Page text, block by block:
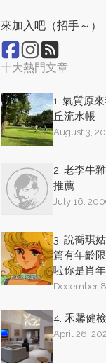
來加入吧（招手～）
十大熱門文章
1. 氣質原
丘流水帳
August 3,
2. 老李牛
推薦
July 16,
3. 說喬琪
篇有年齡
啦你是肖年
December
4. 禾馨健
April 26,